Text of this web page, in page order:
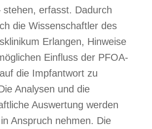
stehen, erfasst. Dadurch
die Wissenschaftler des
Erlangen, Hinweise
Einfluss der PFOA-
die Impfantwort zu
Analysen und die
Auswertung werden
Anspruch nehmen. Die